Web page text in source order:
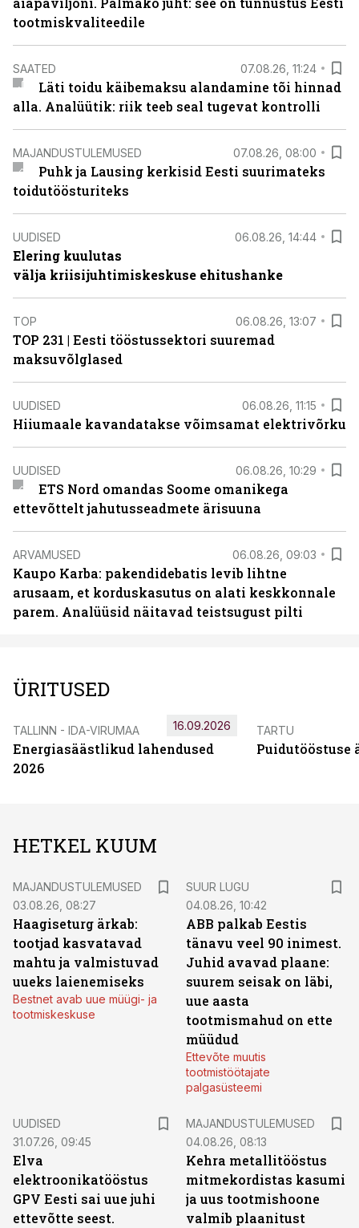
tootmiskvaliteedile
SAATED 07.08.26, 11:24
Läti toidu käibemaksu alandamine tõi hinnad
alla. Analüütik: riik teeb seal tugevat kontrolli
MAJANDUSTULEMUSED 07.08.26, 08:00
Puhk ja Lausing kerkisid Eesti suurimateks
toidutöösturiteks
UUDISED 06.08.26, 14:44
Elering kuulutas
välja kriisijuhtimiskeskuse ehitushanke
TOP 06.08.26, 13:07
TOP 231 | Eesti tööstussektori suuremad
maksuvõlglased
UUDISED 06.08.26, 11:15
Hiiumaale kavandatakse võimsamat elektrivõrku
UUDISED 06.08.26, 10:29
ETS Nord omandas Soome omanikega
ettevõttelt jahutusseadmete ärisuuna
ARVAMUSED 06.08.26, 09:03
Kaupo Karba: pakendidebatis levib lihtne
arusaam, et korduskasutus on alati keskkonnale
parem. Analüüsid näitavad teistsugust pilti
ÜRITUSED
TALLINN - IDA-VIRUMAA
Energiasäästlikud lahendused
2026
16.09.2026 TARTU
Puidutööstuse
HETKEL KUUM
MAJANDUSTULEMUSED
03.08.26, 08:27
Haagiseturg ärkab:
tootjad kasvatavad
mahtu ja valmistuvad
uueks laienemiseks
Bestnet avab uue müügi- ja
tootmiskeskuse
SUUR LUGU
04.08.26, 10:42
ABB palkab Eestis
tänavu veel 90 inimest.
Juhid avavad plaane:
suurem seisak on läbi,
uue aasta
tootmismahud on ette
müüdud
Ettevõte muutis
tootmistöötajate
palgasüsteemi
UUDISED
31.07.26, 09:45
Elva
elektroonikatööstus
GPV Eesti sai uue juhi
ettevõtte seest.
MAJANDUSTULEMUSED
04.08.26, 08:13
Kehra metallitööstus
mitmekordistas kasumi
ja uus tootmishoone
valmib plaanitust